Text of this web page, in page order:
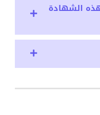
الشهادة